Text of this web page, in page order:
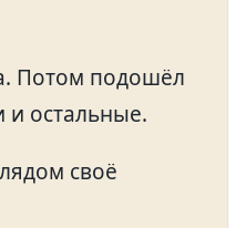
Потом подошёл
остальные.
своё